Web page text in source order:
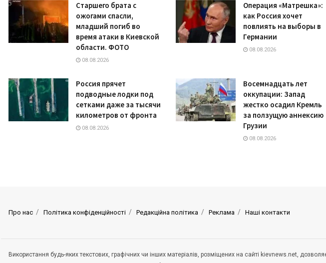
Старшего брата с
ожогами спасли,
младший погиб во
время атаки в Киевской
области. ФОТО
08.08.2026
Операция «Матрешка»:
как Россия хочет
повлиять на выборы в
Германии
08.08.2026
Россия прячет
подводные лодки под
сетками даже за тысячи
километров от фронта
08.08.2026
Восемнадцать лет
оккупации: Запад
жестко осадил Кремль
за ползущую аннексию
Грузии
08.08.2026
Про нас Політика конфіденційності Редакційна політика Реклама Наші контакти
Використання будь-яких текстових, графічних чи інших матеріалів, розміщених на сайті kievnews.net,